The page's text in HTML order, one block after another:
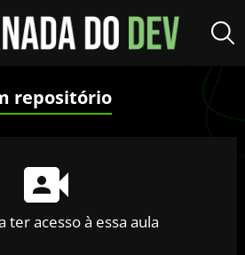
repositório
ter acesso à essa aula